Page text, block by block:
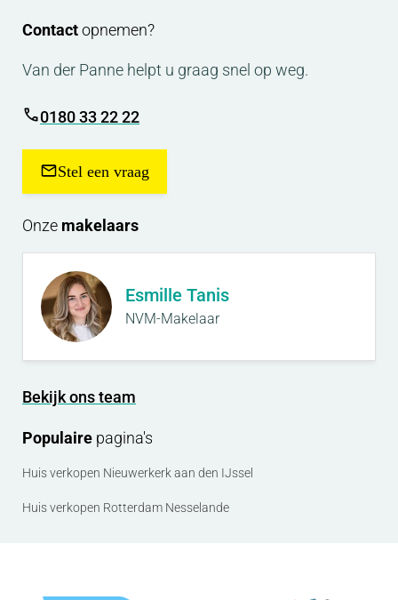
Contactopnemen?
Van der Panne helpt u graag snel op weg.
0180 33 22 22
Stel een vraag
Onze makelaars
Esmille Tanis
NVM-Makelaar
Bekijk ons team
Populaire pagina's
Huis verkopen Nieuwerkerk aan den IJssel
Huis verkopen Rotterdam Nesselande